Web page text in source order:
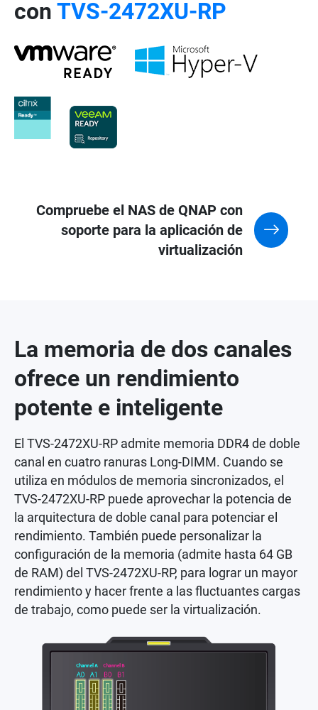
con TVS-2472XU-RP
Compruebe el NAS de QNAP con
soporte para la aplicación de
virtualización
La memoria de dos canales
ofrece un rendimiento
potente e inteligente
El TVS-2472XU-RP admite memoria DDR4 de doble
canal en cuatro ranuras Long-DIMM. Cuando se
utiliza en módulos de memoria sincronizados, el
TVS-2472XU-RP puede aprovechar la potencia de
la arquitectura de doble canal para potenciar el
rendimiento. También puede personalizar la
configuración de la memoria (admite hasta 64 GB
de RAM) del TVS-2472XU-RP, para lograr un mayor
rendimiento y hacer frente a las fluctuantes cargas
de trabajo, como puede ser la virtualización.